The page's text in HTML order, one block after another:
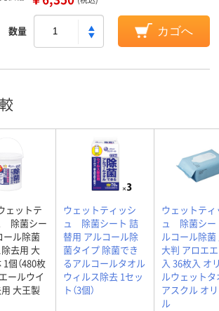
数量 カゴへ
ェットテ
除菌シー
ール除菌
去用 大
個（480枚
ールウイ
大王製
ウェットティッシ
ュ 除菌シート 詰
替用 アルコール除
菌タイプ 除菌でき
るアルコールタオル
ウィルス除去 1セッ
ト（3個）
ウェットティ
ュ 除菌シー
ルコール除菌
大判 アロエ
入 36枚入 オ
ルウェットタ
アスクル オ
ル